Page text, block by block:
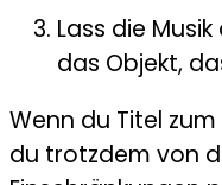
Lass die
das Objekt,
Wenn du Titel
du trotzdem von